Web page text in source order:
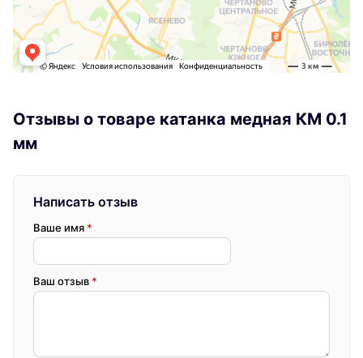
Отзывы о товаре катанка медная КМ 0.1
мм
Написать отзыв
Ваше имя *
Ваш отзыв *